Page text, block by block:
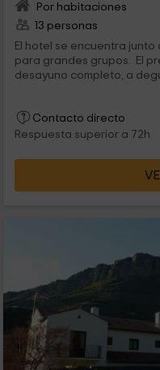
Por habitaciones
13 personas
El hotel se encuentra
para grandes grupos. El precio del alojamiento incluye un
desayuno completo, a
Contacto directo
Respuesta superior a 72h